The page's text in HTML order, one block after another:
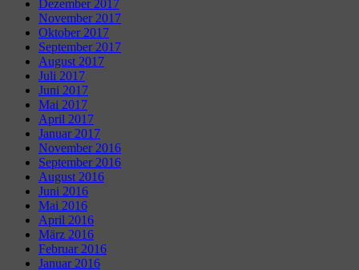
Dezember 2017
November 2017
Oktober 2017
September 2017
August 2017
Juli 2017
Juni 2017
Mai 2017
April 2017
Januar 2017
November 2016
September 2016
August 2016
Juni 2016
Mai 2016
April 2016
März 2016
Februar 2016
Januar 2016